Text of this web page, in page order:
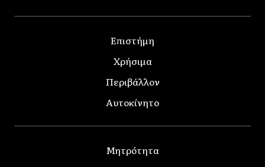
Επιστήμη
Χρήσιμα
Περιβάλλον
Αυτοκίνητο
Μητρότητα